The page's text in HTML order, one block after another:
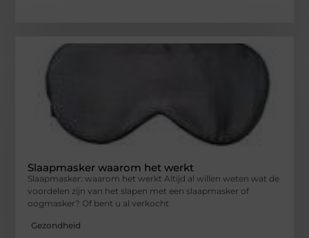
Slaapmasker waarom het werkt
Slaapmasker: waarom het werkt Altijd al willen weten wat de
voordelen zijn van het slapen met een slaapmasker of
oogmasker? Of bent u al verkocht
Gezondheid